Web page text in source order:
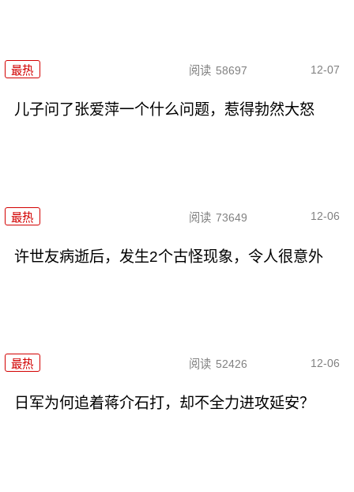
最热 阅读 58697 12-07
儿子问了张爱萍一个什么问题，惹得勃然大怒
最热 阅读 73649 12-06
许世友病逝后，发生2个古怪现象，令人很意外
最热 阅读 52426 12-06
日军为何追着蒋介石打，却不全力进攻延安？